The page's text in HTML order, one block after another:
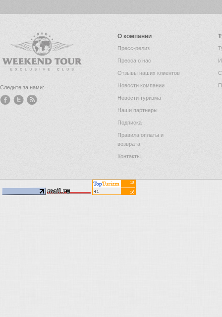
Следите за нами:
О компании
Пресс-релиз
Пресса о нас
Отзывы наших клиентов
Новости компании
Новости туризма
Наши партнеры
Подписка
Правила оплаты и
возврата
Контакты